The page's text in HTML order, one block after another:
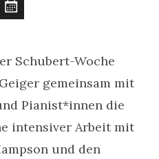
Schubert-Woche
gemeinsam mit
Pianist*innen die
intensiver Arbeit mit
und den